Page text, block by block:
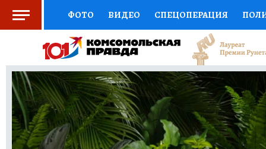
ФОТО ВИДЕО СПЕЦОПЕРАЦИЯ
СОЦПОДДЕРЖКА НАУКА АФИША
ВЫБОР ЭКСПЕРТОВ ДОКТОР
КНИЖНАЯ ПОЛКА ПРОГНОЗЫ НА СПОРТ
ПРЕСС-ЦЕНТР НЕДВИЖИМОСТЬ